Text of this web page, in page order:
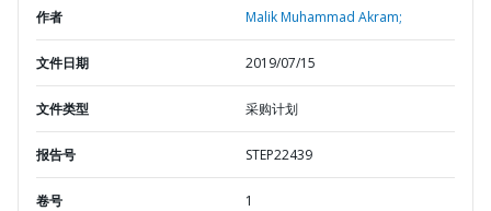
作者 Malik Muhammad Akram;
文件日期 2019/07/15
文件类型 采购计划
报告号 STEP22439
卷号 1